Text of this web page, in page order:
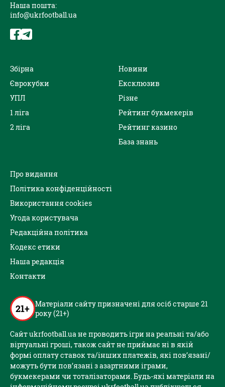
Наша пошта:
info@ukrfootball.ua
Збірна
Єврокубки
УПЛ
1 ліга
2 ліга
Новини
Ексклюзив
Різне
Рейтинг букмекерів
Рейтинг казино
База знань
Про видання
Політика конфіденційності
Використання cookies
Угода користувача
Редакційна політика
Кодекс етики
Наша редакція
Контакти
21+ Матеріали сайту призначені для осіб старше 21
року (21+)
Сайт ukrfootball.ua не проводить ігри на реальні та/або
віртуальні гроші, також сайт не приймає ні в якій
формі оплату ставок та/інших платежів, які пов’язані/
можуть бути пов’язані з азартними іграми,
букмекерами чи тоталізаторами. Будь-які матеріали на